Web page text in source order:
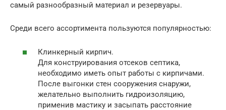
самый разнообразный материал и резервуары.
Среди всего ассортимента пользуются популярностью:
Клинкерный кирпич.
Для конструирования отсеков септика,
необходимо иметь опыт работы с кирпичами.
После выгонки стен сооружения снаружи,
желательно выполнить гидроизоляцию,
применив мастику и засыпать расстояние